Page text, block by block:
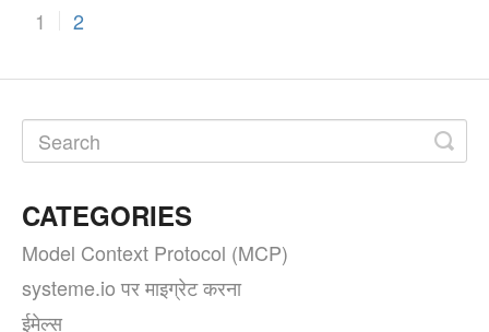
1 2
CATEGORIES
Model Context Protocol (MCP)
systeme.io पर माइग्रेट करना
ईमेल्स